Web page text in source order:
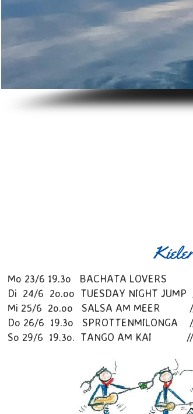
Mo 23/6 19.3o BACHATA LOVERS
Di 24/6 2o.oo TUESDAY NIGHT JUMP
Mi 25/6 2o.oo SALSA AM MEER //
Do 26/6 19.3o SPROTTENMILONGA
So 29/6 19.3o. TANGO AM KAI //